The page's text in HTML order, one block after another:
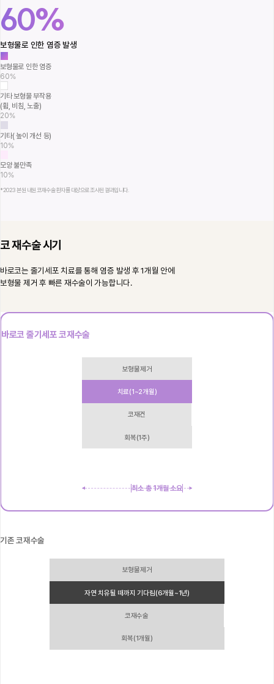
60%
보형물로 인한 염증 발생
보형물로 인한 염증
60%
기타 보형물 부작용
(휨, 비침, 노출)
20%
기타( 높이 개선 등)
10%
모양 불만족
10%
*2023 본원 내원 코재수술 환자를 대상으로 조사된 결과입니다.
코 재수술 시기
바로코는 줄기세포 치료를 통해 염증 발생 후 1개월 안에
보형물 제거 후 빠른 재수술이 가능합니다.
바로코 줄기세포 코재수술
보형물제거
치료(1~2개월)
코재건
회복(1주)
최소 총 1개월 소요
기존 코재수술
보형물제거
자연 치유될 때까지 기다림(6개월~1년)
코재수술
회복(1개월)